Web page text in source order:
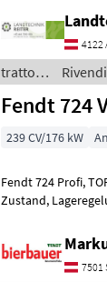
Tier 4 A 6 Zylinder
Motor mit 6, 7Liter
Hurbraum 218 PS
Power Plus Boost
Druc
4122
trattori
/ Steyr
Fendt 724
239 CV/176 kW
Fendt 724 Profi, TOP
Zustand, Lageregelung
Klimaautomatik, Druckluft,
152 Liter Pumpe, trazione:
Trazione integrale,
7501